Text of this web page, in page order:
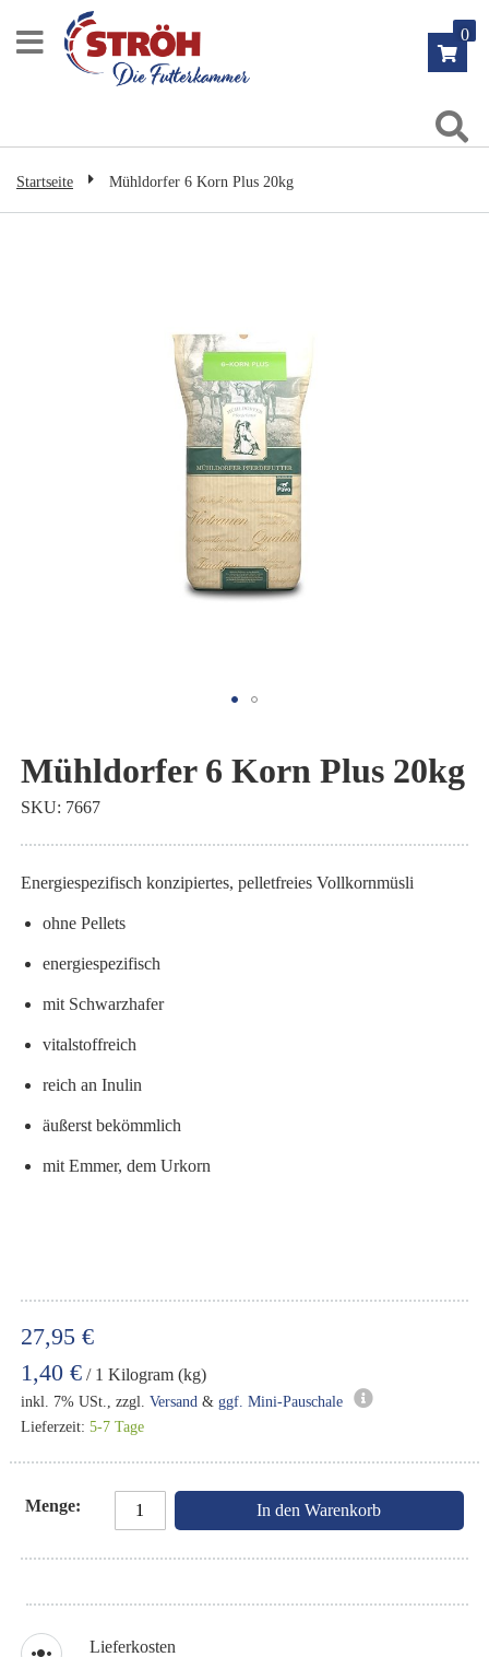
Inhalt
0
Startseite Mühldorfer 6 Korn Plus 20kg
Anfang
der
Bildgalerie
springen
Mühldorfer 6 Korn Plus 20kg
27,95 €
1,40 € / 1 Kilogram (kg)
inkl. 7% USt., zzgl.Versand &ggf. Mini-Pauschale
Lieferzeit:5-7 Tage
Menge In den Warenkorb
Energiespezifisch konzipiertes, pelletfreies Vollkornmüsli
ohne Pellets
energiespezifisch
mit Schwarzhafer
vitalstoffreich
reich an Inulin
äußerst bekömmlich
mit Emmer, dem Urkorn
SKU 7667
Lieferkosten